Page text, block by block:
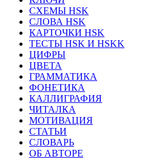
СХЕМЫ HSK
СЛОВА HSK
КАРТОЧКИ HSK
ТЕСТЫ HSK И HSKK
ЦИФРЫ
ЦВЕТА
ГРАММАТИКА
ФОНЕТИКА
КАЛЛИГРАФИЯ
ЧИТАЛКА
МОТИВАЦИЯ
СТАТЬИ
СЛОВАРЬ
ОБ АВТОРЕ